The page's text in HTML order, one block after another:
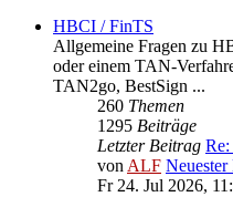
HBCI / FinTS
Allgemeine Fragen zu
oder einem TAN-
TAN2go, BestSign ...
260 Themen
1295 Beiträge
Letzter Beitrag
vonALF Neuester
Fr 24. Jul 2026,